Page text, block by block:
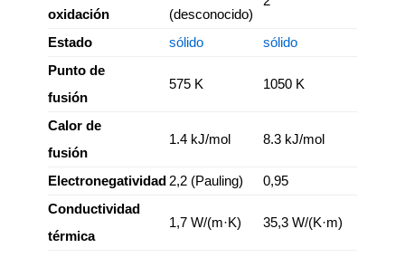
oxidación
(desconocido)
Estado sólido
sólido
Punto de
fusión
575 K 1050 K
Calor de
fusión
1.4 kJ/mol 8.3 kJ/mol
Electronegatividad 2,2 (Pauling)
0,95
Conductividad
térmica
1,7 W/(m·K) 35,3 W/(K·m)